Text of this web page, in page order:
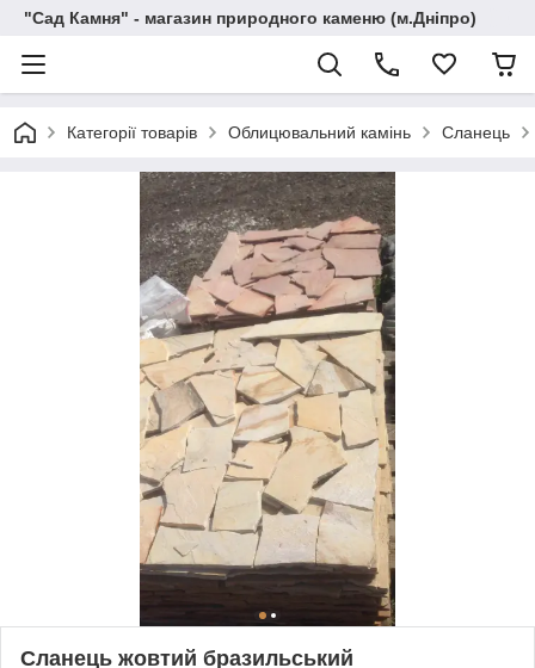
"Сад Камня" - магазин природного каменю (м.Дніпро)
Категорії товарів Облицювальний камінь Сланець
Сланець жовтий бразильський